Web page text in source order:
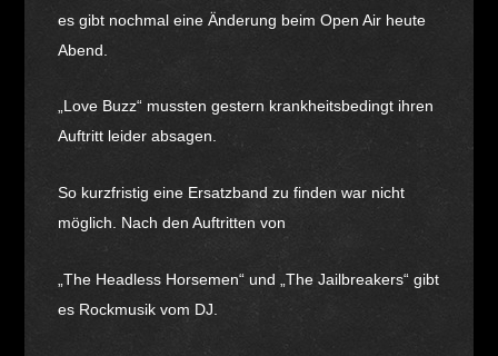
es gibt nochmal eine Änderung beim Open Air heute
Abend.
„Love Buzz“ mussten gestern krankheitsbedingt ihren
Auftritt leider absagen.
So kurzfristig eine Ersatzband zu finden war nicht
möglich. Nach den Auftritten von
„The Headless Horsemen“ und „The Jailbreakers“ gibt
es Rockmusik vom DJ.